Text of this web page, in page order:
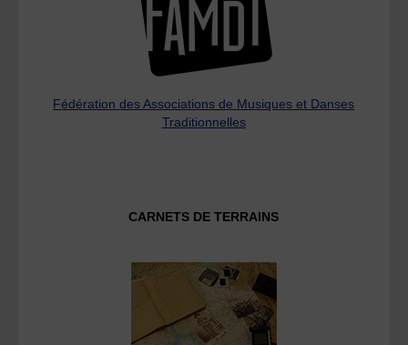
Fédération des Associations de Musiques et Danses
Traditionnelles
CARNETS DE TERRAINS